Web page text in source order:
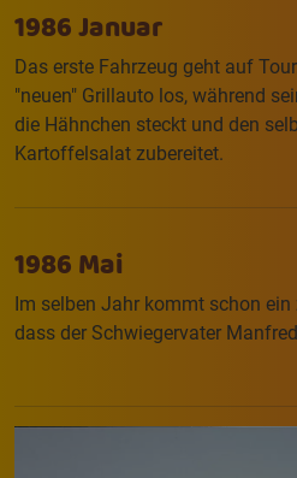
1986 Januar
Das erste Fahrzeug geht auf
"neuen" Grillauto los, während
die Hähnchen steckt und den
Kartoffelsalat zubereitet.
1986 Mai
Im selben Jahr kommt schon
dass der Schwiegervater